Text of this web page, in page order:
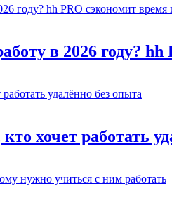
в 2026 году?
хочет работать